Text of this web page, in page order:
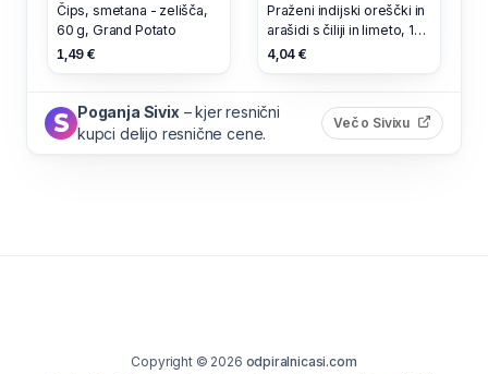
Čips, smetana - zelišča,
60 g, Grand Potato
1,49 €
Praženi indijski oreščki in
arašidi s čiliji in limeto, 140
g, Cambrook
4,04 €
Poganja Sivix – kjer resnični
kupci delijo resnične cene.
Več o Sivixu (odpre
Copyright © 2026 odpiralnicasi.com